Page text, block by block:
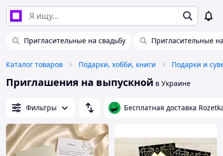
Пригласительные на свадьбу Пригласительные
Каталог товаров Подарки, хобби, книги Подарки и
Приглашения на выпускной в Украине
Фильтры Бесплатная доставка